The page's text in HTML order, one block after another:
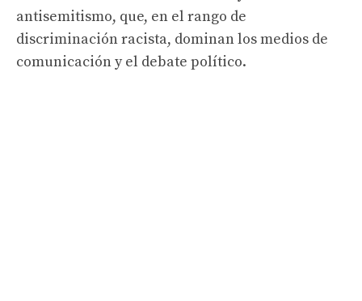
antisemitismo, que, en el rango de
discriminación racista, dominan los medios de
comunicación y el debate político.